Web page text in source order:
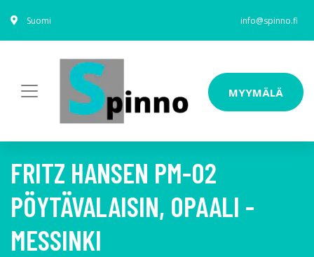
Suomi info@spinno.fi
MYYMÄLÄ
FRITZ HANSEN PM-02
PÖYTÄVALAISIN, OPAALI -
MESSINKI